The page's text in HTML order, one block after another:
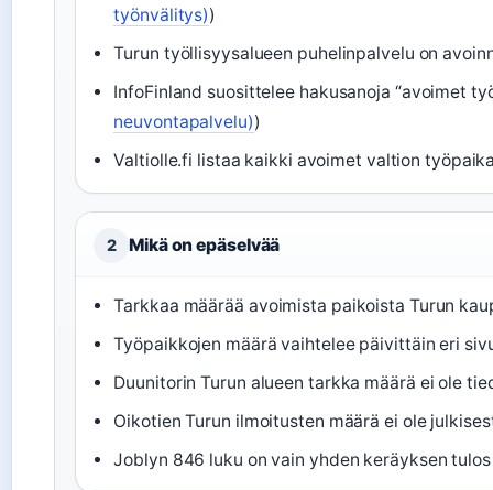
työnvälitys))
Turun työllisyysalueen puhelinpalvelu on
InfoFinland suosittelee hakusanoja “avoimet
neuvontapalvelu))
Valtiolle.fi listaa kaikki avoimet valtion
2 Mikä on epäselvää
Tarkkaa määrää avoimista paikoista Turun
Työpaikkojen määrä vaihtelee päivittäin eri
Duunitorin Turun alueen tarkka määrä ei ole
Oikotien Turun ilmoitusten määrä ei ole
Joblyn 846 luku on vain yhden keräyksen